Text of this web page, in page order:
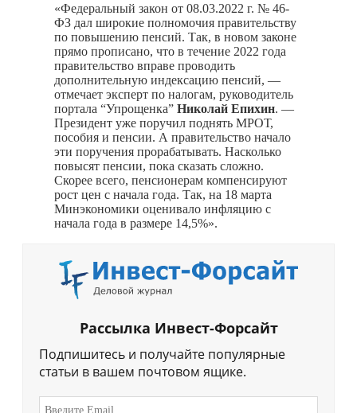
«Федеральный закон от 08.03.2022 г. № 46-
ФЗ дал широкие полномочия правительству
по повышению пенсий. Так, в новом законе
прямо прописано, что в течение 2022 года
правительство вправе проводить
дополнительную индексацию пенсий, —
отмечает эксперт по налогам, руководитель
портала “Упрощенка” Николай Епихин. —
Президент уже поручил поднять МРОТ,
пособия и пенсии. А правительство начало
эти поручения прорабатывать. Насколько
повысят пенсии, пока сказать сложно.
Скорее всего, пенсионерам компенсируют
рост цен с начала года. Так, на 18 марта
Минэкономики оценивало инфляцию с
начала года в размере 14,5%».
Рассылка Инвест-Форсайт
Подпишитесь и получайте популярные
статьи в вашем почтовом ящике.